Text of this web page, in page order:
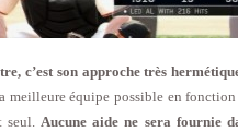
c’est son approche très
meilleure équipe possible en
seul.Aucune aide ne sera fournie